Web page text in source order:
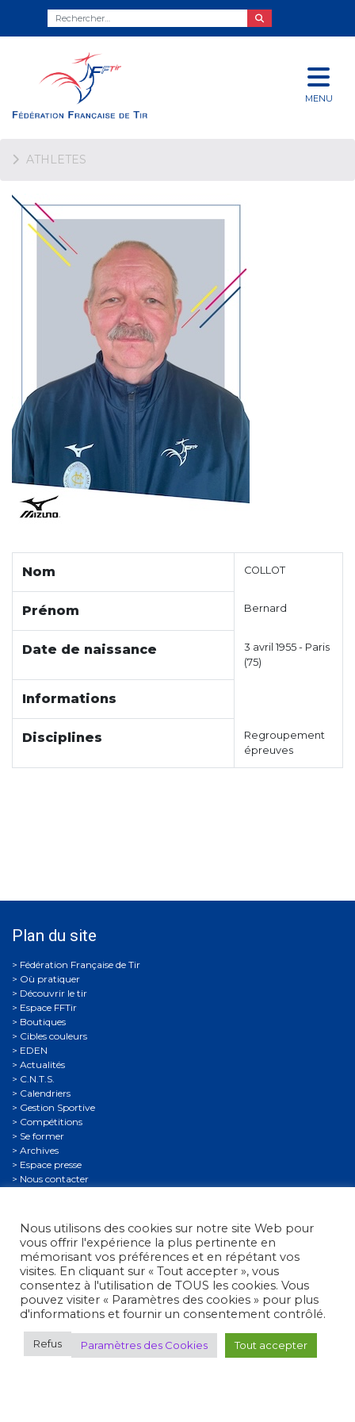
MENU
ATHLETES
Nom COLLOT
Prénom Bernard
Date de naissance
3 avril 1955 - Paris
(75)
Informations
Disciplines
Regroupement
épreuves
Plan du site
Où pratiquer
Découvrir le tir
Espace FFTir
Boutiques
Cibles couleurs
EDEN
Actualités
C.N.T.S.
Calendriers
Gestion Sportive
Compétitions
Se former
Archives
Espace presse
Nous contacter
Politique de confidentialité
Politique de confidentialité des mineurs
Conditions générales d’utilisation
Nous utilisons des cookies sur notre site Web pour
vous offrir l'expérience la plus pertinente en
mémorisant vos préférences et en répétant vos
visites. En cliquant sur « Tout accepter », vous
consentez à l'utilisation de TOUS les cookies. Vous
pouvez visiter « Paramètres des cookies » pour plus
d'informations et fournir un consentement contrôlé.
Refus Paramètres des Cookies Tout accepter